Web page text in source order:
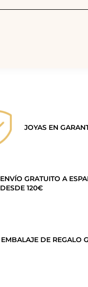
JOYAS EN
ENVÍO GRATUITO A
DESDE 120€
EMBALAJE DE REGALO